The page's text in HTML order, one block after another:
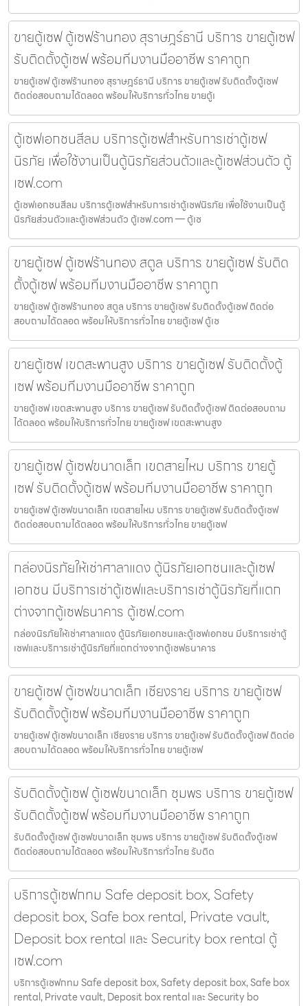
ขายตู้เซฟ ตู้เซฟร้านทอง สุราษฎร์ธานี บริการ ขายตู้เซฟ
รับติดตั้งตู้เซฟ พร้อมทีมงานมืออาชีพ ราคาถูก
ขายตู้เซฟ ตู้เซฟร้านทอง สุราษฎร์ธานี บริการ ขายตู้เซฟ รับติดตั้งตู้เซฟ
ติดต่อสอบถามได้ตลอด พร้อมให้บริการทั่วไทย ขายตู้เ
ตู้เซฟเอกชนสีลม บริการตู้เซฟสำหรับการเช่าตู้เซฟ
นิรภัย เพื่อใช้งานเป็นตู้นิรภัยส่วนตัวและตู้เซฟส่วนตัว ตู้
เซฟ.com
ตู้เซฟเอกชนสีลม บริการตู้เซฟสำหรับการเช่าตู้เซฟนิรภัย เพื่อใช้งานเป็นตู้
นิรภัยส่วนตัวและตู้เซฟส่วนตัว ตู้เซฟ.com — ตู้เซ
ขายตู้เซฟ ตู้เซฟร้านทอง สตูล บริการ ขายตู้เซฟ รับติด
ตั้งตู้เซฟ พร้อมทีมงานมืออาชีพ ราคาถูก
ขายตู้เซฟ ตู้เซฟร้านทอง สตูล บริการ ขายตู้เซฟ รับติดตั้งตู้เซฟ ติดต่อ
สอบถามได้ตลอด พร้อมให้บริการทั่วไทย ขายตู้เซฟ ตู้เซ
ขายตู้เซฟ เขตสะพานสูง บริการ ขายตู้เซฟ รับติดตั้งตู้
เซฟ พร้อมทีมงานมืออาชีพ ราคาถูก
ขายตู้เซฟ เขตสะพานสูง บริการ ขายตู้เซฟ รับติดตั้งตู้เซฟ ติดต่อสอบถาม
ได้ตลอด พร้อมให้บริการทั่วไทย ขายตู้เซฟ เขตสะพานสูง
ขายตู้เซฟ ตู้เซฟขนาดเล็ก เขตสายไหม บริการ ขายตู้
เซฟ รับติดตั้งตู้เซฟ พร้อมทีมงานมืออาชีพ ราคาถูก
ขายตู้เซฟ ตู้เซฟขนาดเล็ก เขตสายไหม บริการ ขายตู้เซฟ รับติดตั้งตู้เซฟ
ติดต่อสอบถามได้ตลอด พร้อมให้บริการทั่วไทย ขายตู้เซฟ
กล่องนิรภัยให้เช่าศาลาแดง ตู้นิรภัยเอกชนและตู้เซฟ
เอกชน มีบริการเช่าตู้เซฟและบริการเช่าตู้นิรภัยที่แตก
ต่างจากตู้เซฟธนาคาร ตู้เซฟ.com
กล่องนิรภัยให้เช่าศาลาแดง ตู้นิรภัยเอกชนและตู้เซฟเอกชน มีบริการเช่าตู้
เซฟและบริการเช่าตู้นิรภัยที่แตกต่างจากตู้เซฟธนาคาร
ขายตู้เซฟ ตู้เซฟขนาดเล็ก เชียงราย บริการ ขายตู้เซฟ
รับติดตั้งตู้เซฟ พร้อมทีมงานมืออาชีพ ราคาถูก
ขายตู้เซฟ ตู้เซฟขนาดเล็ก เชียงราย บริการ ขายตู้เซฟ รับติดตั้งตู้เซฟ ติดต่อ
สอบถามได้ตลอด พร้อมให้บริการทั่วไทย ขายตู้เซฟ
รับติดตั้งตู้เซฟ ตู้เซฟขนาดเล็ก ชุมพร บริการ ขายตู้เซฟ
รับติดตั้งตู้เซฟ พร้อมทีมงานมืออาชีพ ราคาถูก
รับติดตั้งตู้เซฟ ตู้เซฟขนาดเล็ก ชุมพร บริการ ขายตู้เซฟ รับติดตั้งตู้เซฟ
ติดต่อสอบถามได้ตลอด พร้อมให้บริการทั่วไทย รับติด
บริการตู้เซฟกทม Safe deposit box, Safety
deposit box, Safe box rental, Private vault,
Deposit box rental และ Security box rental ตู้
เซฟ.com
บริการตู้เซฟกทม Safe deposit box, Safety deposit box, Safe box
rental, Private vault, Deposit box rental และ Security bo